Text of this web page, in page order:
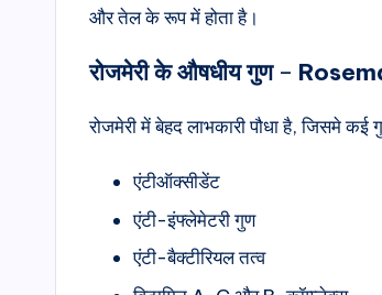
और तेल के रूप में होता है।
रोजमेरी के औषधीय गुण–
रोजमेरी में बेहद लाभकारी पौधा है, जिसमे कई
एंटीऑक्सीडेंट
एंटी-इंफ्लेमेटरी गुण
एंटी-बैक्टीरियल तत्व